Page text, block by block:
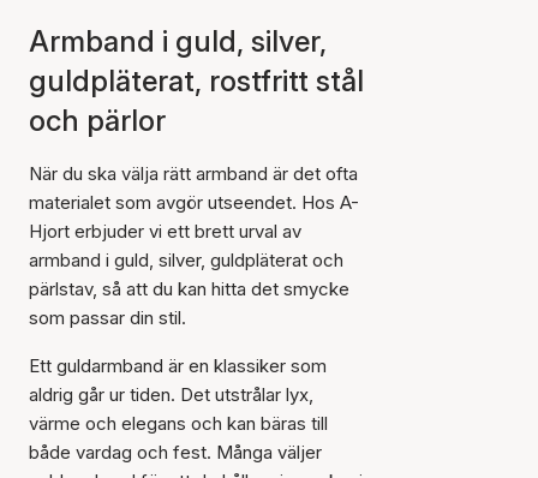
Armband i guld, silver,
guldpläterat, rostfritt stål
och pärlor
När du ska välja rätt armband är det ofta
materialet som avgör utseendet. Hos A-
Hjort erbjuder vi ett brett urval av
armband i guld, silver, guldpläterat och
pärlstav, så att du kan hitta det smycke
som passar din stil.
Ett guldarmband är en klassiker som
aldrig går ur tiden. Det utstrålar lyx,
värme och elegans och kan bäras till
både vardag och fest. Många väljer